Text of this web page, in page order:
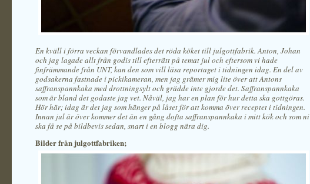
En kväll i förra veckan förvandlades det röda köket till julgottfabrik. Anton, Johan
och jag lagade allt från godis till efterrätt på temat jul och eftersom vi hade
finfrämmande från UNT, kan den som vill läsa reportaget i tidningen idag. En del av
godsakerna fastnade i pickikameran, men jag grämer mig lite över att Antons
saffranspannkaka med drottningsylt och grädde inte gjorde det. Saffranspannkaka
som är bland det godaste jag vet. Nåväl, jag har en plan för hur detta ska gottgöras.
Hör här; idag är det jag som hänger på låset för att komma över receptet i tidningen.
Innan jul är över kommer det än en gång dofta saffranspannkaka i mitt kök och som ni
ska få se på bildbevis sedan, snart i en blogg nära dig.
Bilder från julgottfabriken;